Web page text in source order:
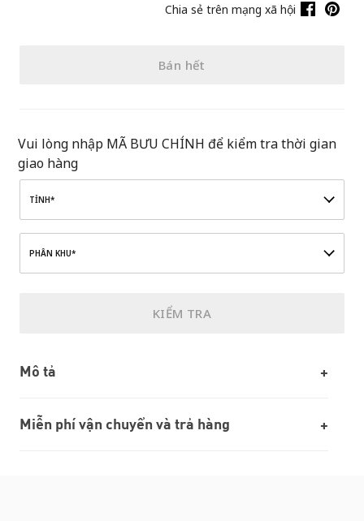
Chia sẻ trên mạng xã hội
Bán hết
Vui lòng nhập MÃ BƯU CHÍNH để kiểm tra thời gian
giao hàng
TỈNH*
PHÂN KHU*
KIỂM TRA
Mô tả
Miễn phí vận chuyển và trả hàng